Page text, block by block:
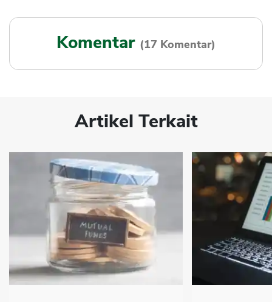
Komentar (17 Komentar)
Artikel Terkait